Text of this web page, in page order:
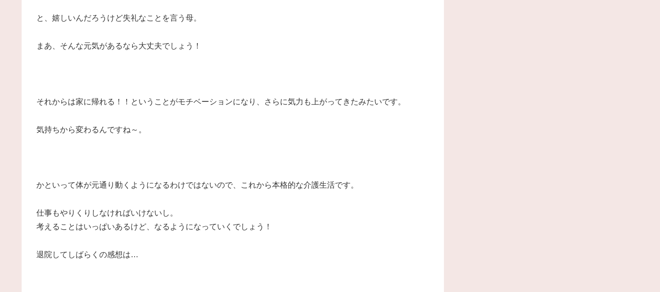
と、嬉しいんだろうけど失礼なことを言う母。
まあ、そんな元気があるなら大丈夫でしょう！
それからは家に帰れる！！ということがモチベーションになり、さらに気力も上がってきたみたいです。
気持ちから変わるんですね～。
かといって体が元通り動くようになるわけではないので、これから本格的な介護生活です。
仕事もやりくりしなければいけないし。
考えることはいっぱいあるけど、なるようになっていくでしょう！
退院してしばらくの感想は…